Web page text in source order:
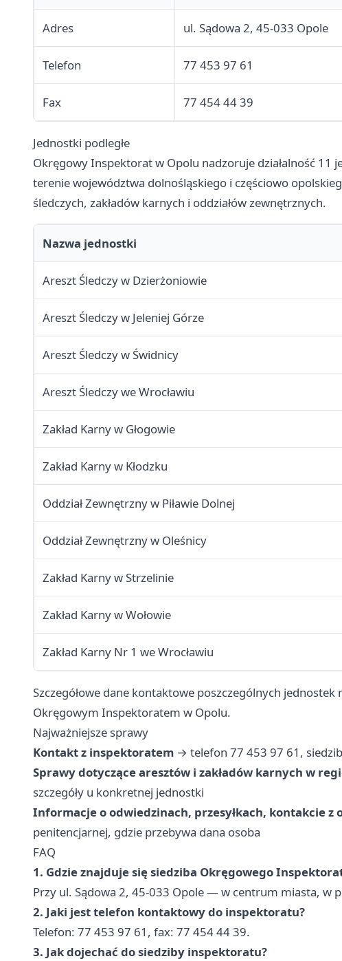
Adres ul. Sądowa 2, 45-033 Opole
Telefon 77 453 97 61
Fax 77 454 44 39
Jednostki podległe
Okręgowy Inspektorat w Opolu nadzoruje działalność 11
terenie województwa dolnośląskiego i częściowo
śledczych, zakładów karnych i oddziałów zewnętrznych.
Nazwa jednostki
Areszt Śledczy w Dzierżoniowie
Areszt Śledczy w Jeleniej Górze
Areszt Śledczy w Świdnicy
Areszt Śledczy we Wrocławiu
Zakład Karny w Głogowie
Zakład Karny w Kłodzku
Oddział Zewnętrzny w Piławie Dolnej
Oddział Zewnętrzny w Oleśnicy
Zakład Karny w Strzelinie
Zakład Karny w Wołowie
Zakład Karny Nr 1 we Wrocławiu
Szczegółowe dane kontaktowe poszczególnych
Okręgowym Inspektoratem w Opolu.
Najważniejsze sprawy
Kontakt z inspektoratem → telefon 77 453 97 61,
Sprawy dotyczące aresztów i zakładów karnych w
szczegóły u konkretnej jednostki
Informacje o odwiedzinach, przesyłkach, kontakcie z
penitencjarnej, gdzie przebywa dana osoba
FAQ
1. Gdzie znajduje się siedziba Okręgowego
Przy ul. Sądowa 2, 45-033 Opole — w centrum miasta, w
2. Jaki jest telefon kontaktowy do inspektoratu?
Telefon: 77 453 97 61, fax: 77 454 44 39.
3. Jak dojechać do siedziby inspektoratu?